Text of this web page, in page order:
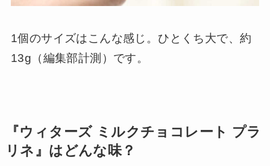
1個のサイズはこんな感じ。ひとくち大で、約
13g（編集部計測）です。
『ウィターズ ミルクチョコレート プラ
リネ』はどんな味？